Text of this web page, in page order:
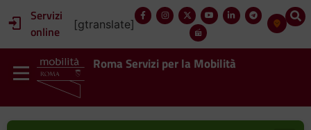
Servizi
online
[gtranslate]
Roma Servizi per la Mobilità